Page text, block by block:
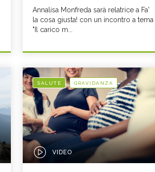
Annalisa Monfreda sarà relatrice a Fa'
la cosa giusta! con un incontro a tema
"Il carico m...
SALUTE GRAVIDANZA
VIDEO